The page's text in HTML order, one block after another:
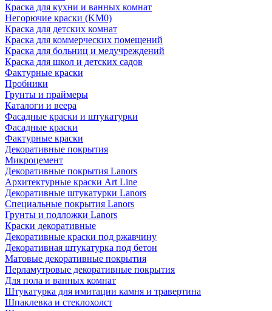
Краска для кухни и ванных комнат
Негорючие краски (KM0)
Краска для детских комнат
Краска для коммерческих помещений
Краска для больниц и медучреждений
Краска для школ и детских садов
Фактурные краски
Пробники
Грунты и праймеры
Каталоги и веера
Фасадные краски и штукатурки
Фасадные краски
Фактурные краски
Декоративные покрытия
Микроцемент
Декоративные покрытия Lanors
Архитектурные краски Art Line
Декоративные штукатурки Lanors
Специальные покрытия Lanors
Грунты и подложки Lanors
Краски декоративные
Декоративные краски под ржавчину
Декоративная штукатурка под бетон
Матовые декоративные покрытия
Перламутровые декоративные покрытия
Для пола и ванных комнат
Штукатурка для имитации камня и травертина
Шпаклевка и стеклохолст